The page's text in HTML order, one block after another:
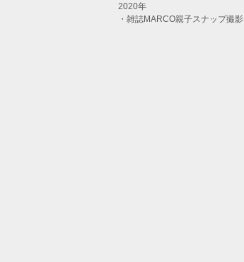
2020年
・雑誌MARCO親子スナップ撮影